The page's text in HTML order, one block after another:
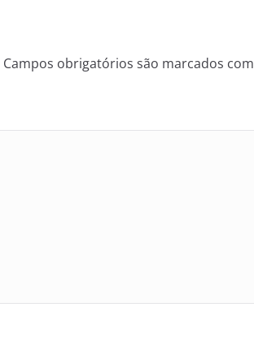
Campos obrigatórios são marcados com